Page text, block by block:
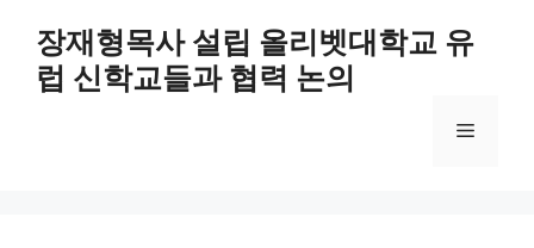
content
장재형목사 설립 올리벳대학교 유
럽 신학교들과 협력 논의
Menu